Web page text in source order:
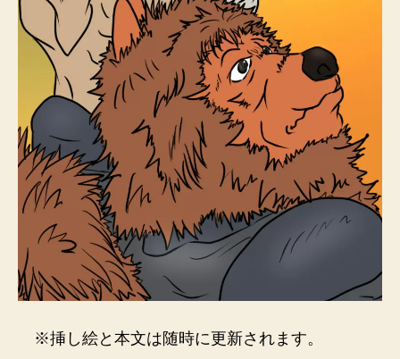
※挿し絵と本文は随時に更新されます。